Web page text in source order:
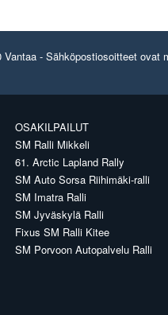
- Sähköpostiosoitteet
OSAKILPAILUT
SM Ralli Mikkeli
61. Arctic Lapland Rally
SM Auto Sorsa Riihimäki-ralli
SM Imatra Ralli
SM Jyväskylä Ralli
Fixus SM Ralli Kitee
SM Porvoon Autopalvelu Ralli